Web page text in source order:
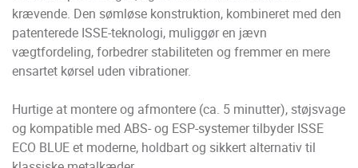
krævende. Den sømløse konstruktion, kombineret med den
patenterede ISSE-teknologi, muliggør en jævn
vægtfordeling, forbedrer stabiliteten og fremmer en mere
ensartet kørsel uden vibrationer.
Hurtige at montere og afmontere (ca. 5 minutter), støjsvage
og kompatible med ABS- og ESP-systemer tilbyder ISSE
ECO BLUE et moderne, holdbart og sikkert alternativ til